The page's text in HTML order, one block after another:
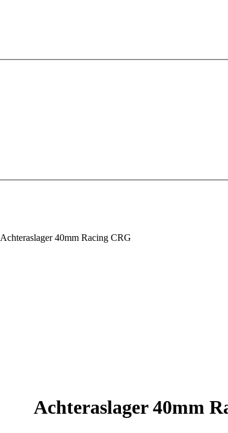
Achteraslager 40mm Racing CRG
Achteraslager 40mm